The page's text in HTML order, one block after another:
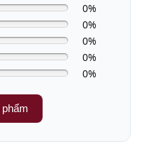
230
50 Hz
805 x 598 x 600
mm
57 kg
0%
0%
0%
0%
0%